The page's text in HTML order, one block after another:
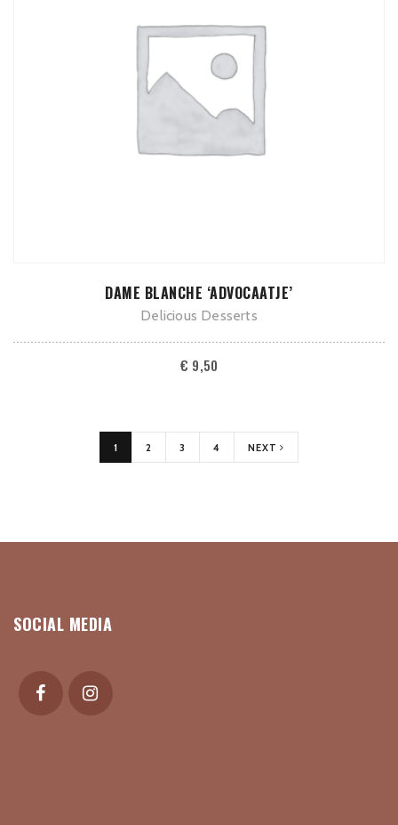
TOEVOEGEN AAN WINKELWAGEN
DAME BLANCHE ‘ADVOCAATJE’
Delicious Desserts
€ 9,50
1 2 3 4 NEXT
SOCIAL MEDIA